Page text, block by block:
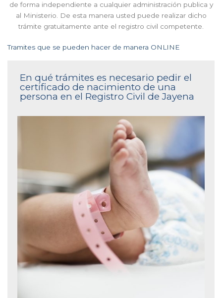
de forma independiente a cualquier administración publica y
al Ministerio. De esta manera usted puede realizar dicho
trámite gratuitamente ante el registro civil competente.
Tramites que se pueden hacer de manera ONLINE
En qué trámites es necesario pedir el
certificado de nacimiento de una
persona en el Registro Civil de Jayena